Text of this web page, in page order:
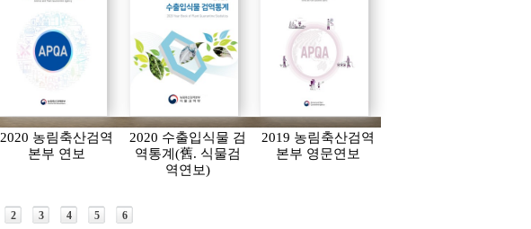
2020 농림축산검역
본부 연보
2020 수출입식물 검
역통계(舊. 식물검
역연보)
2019 농림축산검역
본부 영문연보
2 3 4 5 6